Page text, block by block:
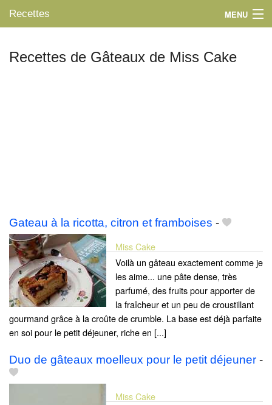
Recettes MENU
Recettes de Gâteaux de Miss Cake
Gateau à la ricotta, citron et framboises -
Miss Cake
Voilà un gâteau exactement comme je
les aime... une pâte dense, très
parfumé, des fruits pour apporter de
la fraîcheur et un peu de croustillant
gourmand grâce à la croûte de crumble. La base est déjà parfaite
en soi pour le petit déjeuner, riche en [...]
Duo de gâteaux moelleux pour le petit déjeuner -
Miss Cake